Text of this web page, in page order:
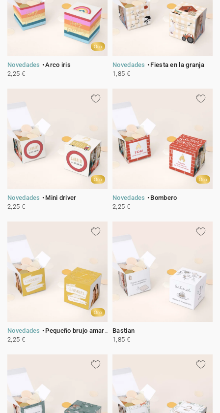
Oro
Novedades
Arco iris
2,25 €
Novedades
Fiesta en la granja
1,85 €
Oro
Novedades
Mini driver
2,25 €
Oro
Novedades
Bombero
2,25 €
Oro
Novedades
Pequeño brujo amarillo
2,25 €
Bastian
1,85 €